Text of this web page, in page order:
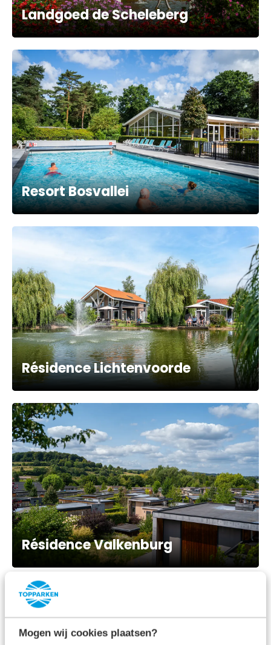
Mogen wij cookies plaatsen?
Landgoed de Scheleberg
Resort Bosvallei
Résidence Lichtenvoorde
Résidence Valkenburg
Genießen Sie einen Urlaub in
den Niederlanden mit Ihrem
Baby